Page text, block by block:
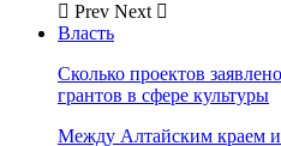
Prev Next
Власть
Сколько проектов
грантов в сфере культуры
Между Алтайским краем